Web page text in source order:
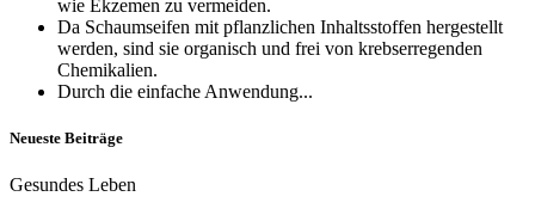
wie Ekzemen zu vermeiden.
Da Schaumseifen mit pflanzlichen Inhaltsstoffen hergestellt
werden, sind sie organisch und frei von krebserregenden
Chemikalien.
Durch die einfache Anwendung...
Neueste Beiträge
Gesundes Leben